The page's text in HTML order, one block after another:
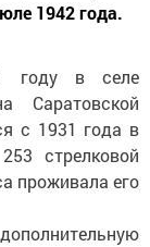
1942 года.
году в селе
Саратовской
с 1931 года в
стрелковой
проживала его